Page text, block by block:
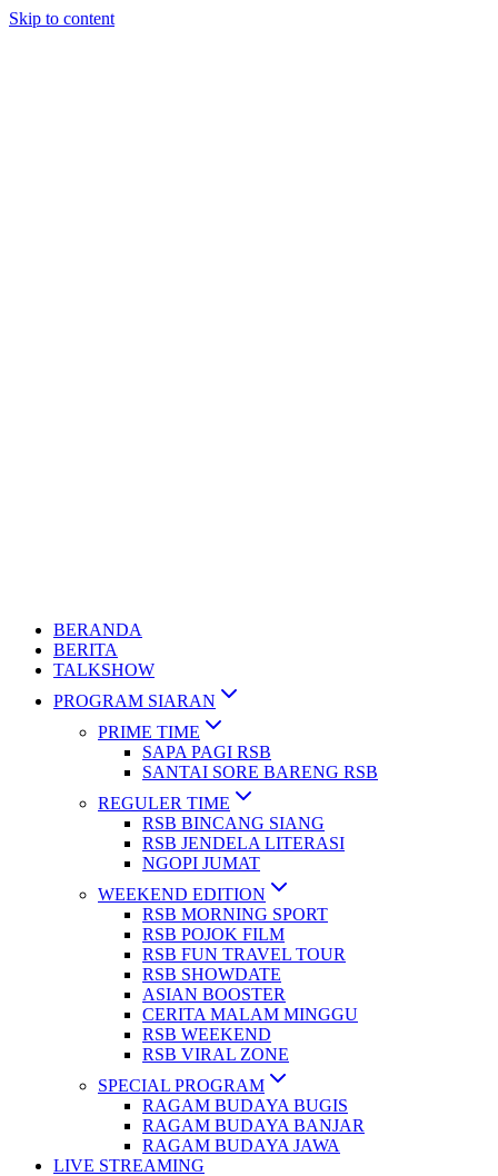
Skip to content
BERANDA
BERITA
TALKSHOW
PROGRAM SIARAN
PRIME TIME
SAPA PAGI RSB
SANTAI SORE BARENG RSB
REGULER TIME
RSB BINCANG SIANG
RSB JENDELA LITERASI
NGOPI JUMAT
WEEKEND EDITION
RSB MORNING SPORT
RSB POJOK FILM
RSB FUN TRAVEL TOUR
RSB SHOWDATE
ASIAN BOOSTER
CERITA MALAM MINGGU
RSB WEEKEND
RSB VIRAL ZONE
SPECIAL PROGRAM
RAGAM BUDAYA BUGIS
RAGAM BUDAYA BANJAR
RAGAM BUDAYA JAWA
LIVE STREAMING